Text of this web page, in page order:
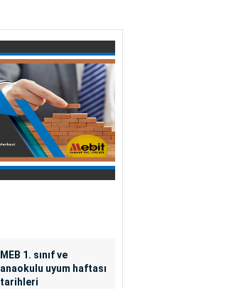
MEB 1. sınıf ve
anaokulu uyum haftası
tarihleri